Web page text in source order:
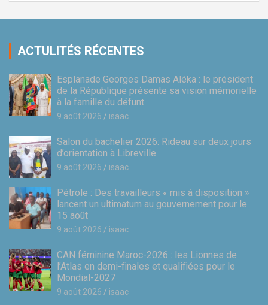
ACTULITÉS RÉCENTES
Esplanade Georges Damas Aléka : le président
de la République présente sa vision mémorielle
à la famille du défunt
9 août 2026 isaac
Salon du bachelier 2026: Rideau sur deux jours
d’orientation à Libreville
9 août 2026 isaac
Pétrole : Des travailleurs « mis à disposition »
lancent un ultimatum au gouvernement pour le
15 août
9 août 2026 isaac
CAN féminine Maroc-2026 : les Lionnes de
l’Atlas en demi-finales et qualifiées pour le
Mondial-2027
9 août 2026 isaac